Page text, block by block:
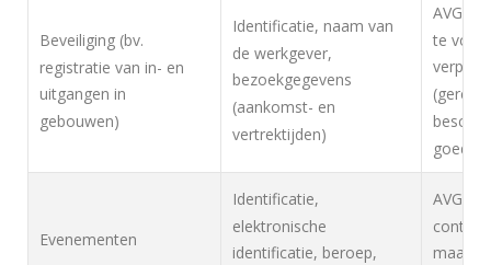
Beveiliging (bv.
registratie van in- en
uitgangen in
gebouwen)
Identificatie, naam van
de werkgever,
bezoekgegevens
(aankomst- en
vertrektijden)
AVG,
te
Evenementen
Identificatie,
elektronische
identificatie, beroep,
AVG,